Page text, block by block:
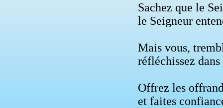
Sachez que le
le Seigneur
Mais vous,
réfléchissez
Offrez les
et faites